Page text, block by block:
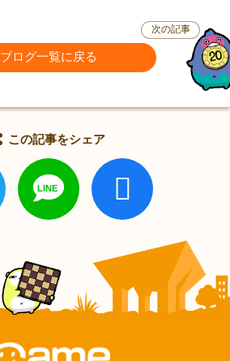
ブログ一覧に戻る
次の記事
この記事をシェア